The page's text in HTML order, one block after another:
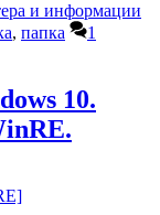
и информации
, папка
1
10.